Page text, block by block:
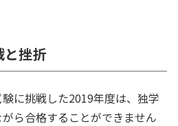
と挫折
に挑戦した2019年度は、独学
ら合格することができません